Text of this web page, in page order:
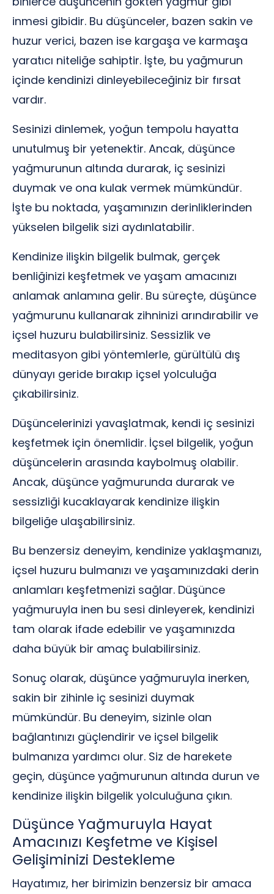
inmesi gibidir. Bu düşünceler, bazen sakin ve
huzur verici, bazen ise kargaşa ve karmaşa
yaratıcı niteliğe sahiptir. İşte, bu yağmurun
içinde kendinizi dinleyebileceğiniz bir fırsat
vardır.
Sesinizi dinlemek, yoğun tempolu hayatta
unutulmuş bir yetenektir. Ancak, düşünce
yağmurunun altında durarak, iç sesinizi
duymak ve ona kulak vermek mümkündür.
İşte bu noktada, yaşamınızın derinliklerinden
yükselen bilgelik sizi aydınlatabilir.
Kendinize ilişkin bilgelik bulmak, gerçek
benliğinizi keşfetmek ve yaşam amacınızı
anlamak anlamına gelir. Bu süreçte, düşünce
yağmurunu kullanarak zihninizi arındırabilir ve
içsel huzuru bulabilirsiniz. Sessizlik ve
meditasyon gibi yöntemlerle, gürültülü dış
dünyayı geride bırakıp içsel yolculuğa
çıkabilirsiniz.
Düşüncelerinizi yavaşlatmak, kendi iç sesinizi
keşfetmek için önemlidir. İçsel bilgelik, yoğun
düşüncelerin arasında kaybolmuş olabilir.
Ancak, düşünce yağmurunda durarak ve
sessizliği kucaklayarak kendinize ilişkin
bilgeliğe ulaşabilirsiniz.
Bu benzersiz deneyim, kendinize yaklaşmanızı,
içsel huzuru bulmanızı ve yaşamınızdaki derin
anlamları keşfetmenizi sağlar. Düşünce
yağmuruyla inen bu sesi dinleyerek, kendinizi
tam olarak ifade edebilir ve yaşamınızda
daha büyük bir amaç bulabilirsiniz.
Sonuç olarak, düşünce yağmuruyla inerken,
sakin bir zihinle iç sesinizi duymak
mümkündür. Bu deneyim, sizinle olan
bağlantınızı güçlendirir ve içsel bilgelik
bulmanıza yardımcı olur. Siz de harekete
geçin, düşünce yağmurunun altında durun ve
kendinize ilişkin bilgelik yolculuğuna çıkın.
Düşünce Yağmuruyla Hayat
Amacınızı Keşfetme ve Kişisel
Gelişiminizi Destekleme
Hayatımız, her birimizin benzersiz bir amaca